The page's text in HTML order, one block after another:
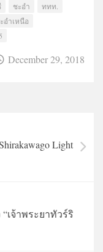
ชะอำ
ททท.
อำเหนือ
December 29, 2018
Light
เจ้าพระยาทัวร์ริ